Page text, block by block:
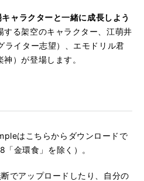
ャラクターと一緒に成長しよう
る架空のキャラクター、江萌井
ライター志望）、エモドリル君
神）が登場します。
はこちらからダウンロードで
金環食」を除く）。
でアップロードしたり、自分の